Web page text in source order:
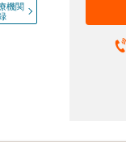
機関